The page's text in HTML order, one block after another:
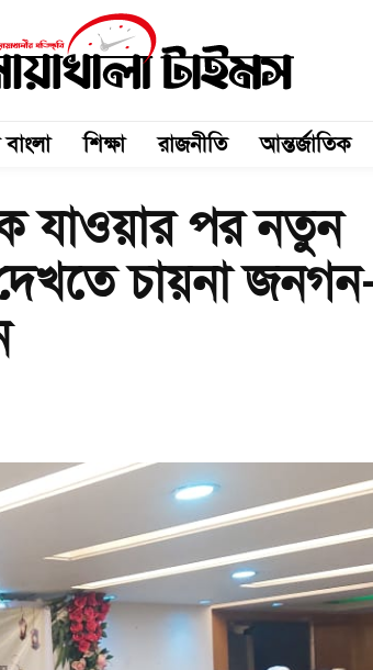
শিক্ষা রাজনীতি আন্তর্জাতিক
যাওয়ার পর নতুন
চায়না